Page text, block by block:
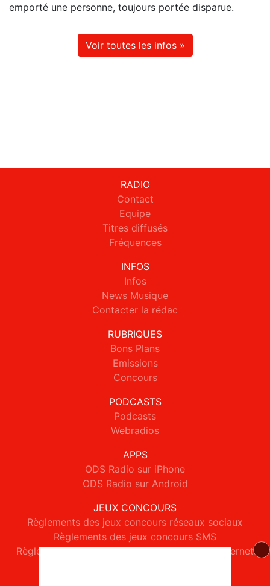
emporté une personne, toujours portée disparue.
Voir toutes les infos »
RADIO
Contact
Equipe
Titres diffusés
Fréquences
INFOS
Infos
News Musique
Contacter la rédac
RUBRIQUES
Bons Plans
Emissions
Concours
PODCASTS
Podcasts
Webradios
APPS
ODS Radio sur iPhone
ODS Radio sur Android
JEUX CONCOURS
Règlements des jeux concours réseaux sociaux
Règlements des jeux concours SMS
Règlements des jeux concours téléphone et internet